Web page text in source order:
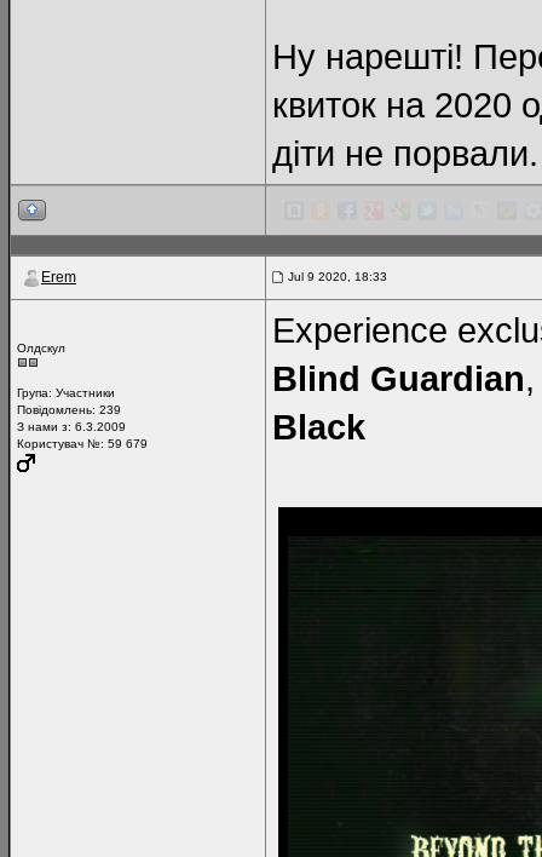
Ну нарешті!
квиток на 2020
діти не порвали.
Erem Jul 9 2020, 18:33
Олдскул
Група: Участники
Повідомлень: 239
З нами з: 6.3.2009
Користувач №: 59 679
Experience
Blind Guardian
Black